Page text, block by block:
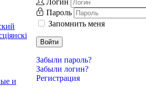
Логин
Пароль
Запомнить меня
Войти
Забыли пароль?
Забыли логин?
Регистрация
и